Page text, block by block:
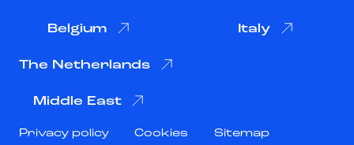
Belgium Italy
The Netherlands
Middle East
Privacy policy Cookies Sitemap